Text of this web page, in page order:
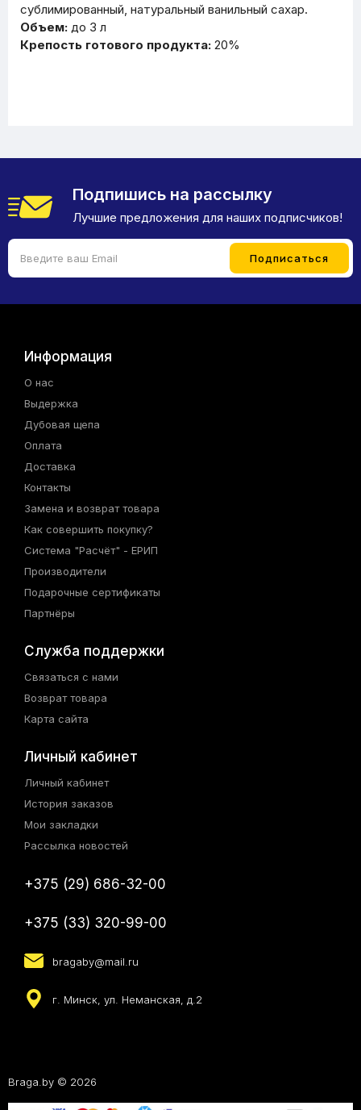
сублимированный, натуральный ванильный сахар.
Объем: до 3 л
Крепость готового продукта: 20%
Подпишись на рассылку
Лучшие предложения для наших подписчиков!
Информация
О нас
Выдержка
Дубовая щепа
Оплата
Доставка
Контакты
Замена и возврат товара
Как совершить покупку?
Система "Расчёт" - ЕРИП
Производители
Подарочные сертификаты
Партнёры
Служба поддержки
Связаться с нами
Возврат товара
Карта сайта
Личный кабинет
Личный кабинет
История заказов
Мои закладки
Рассылка новостей
+375 (29) 686-32-00
+375 (33) 320-99-00
bragaby@mail.ru
г. Минск, ул. Неманская, д.2
Braga.by © 2026